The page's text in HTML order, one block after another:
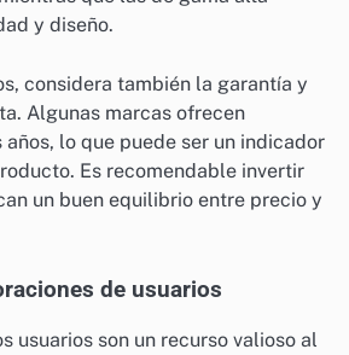
y diseño.
considera también la garantía y
Algunas marcas ofrecen
lo que puede ser un indicador
Es recomendable invertir
un buen equilibrio entre precio y
de usuarios
usuarios son un recurso valioso al